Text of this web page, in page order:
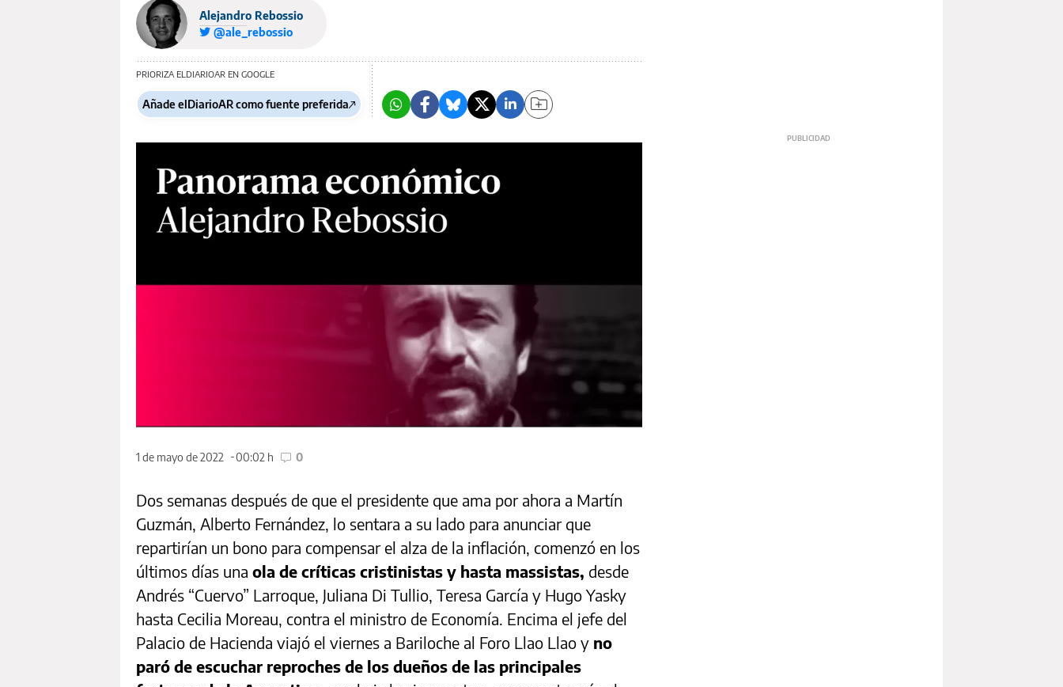
Alejandro Rebossio
@ale_rebossio
PRIORIZA ELDIARIOAR EN GOOGLE
Añade elDiarioAR como fuente preferida
1 de mayo de 2022 00:02 h 0
Dos semanas después de que el presidente que ama por ahora a Martín
Guzmán, Alberto Fernández, lo sentara a su lado para anunciar que
repartirían un bono para compensar el alza de la inflación, comenzó en los
últimos días una ola de críticas cristinistas y hasta massistas, desde
Andrés “Cuervo” Larroque, Juliana Di Tullio, Teresa García y Hugo Yasky
hasta Cecilia Moreau, contra el ministro de Economía. Encima el jefe del
Palacio de Hacienda viajó el viernes a Bariloche al Foro Llao Llao y no
paró de escuchar reproches de los dueños de las principales